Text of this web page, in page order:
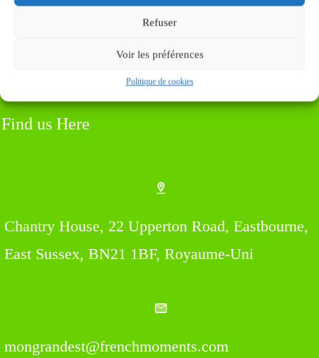
Refuser
Voir les préférences
Politique de cookies
Find us Here
Chantry House, 22 Upperton Road, Eastbourne,
East Sussex, BN21 1BF, Royaume-Uni
mongrandest@frenchmoments.com